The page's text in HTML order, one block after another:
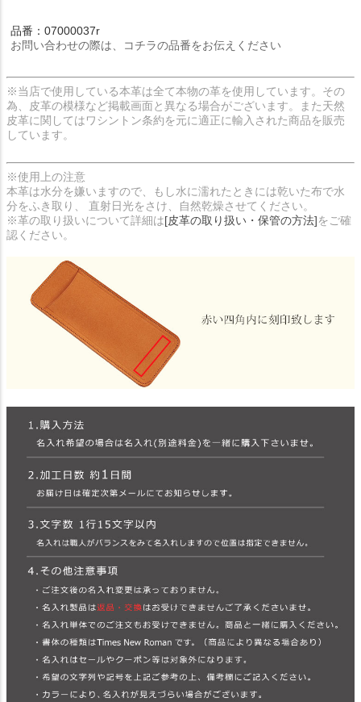
品番：07000037r
お問い合わせの際は、コチラの品番をお伝えください
※当店で使用している本革は全て本物の革を使用しています。その
為、皮革の模様など掲載画面と異なる場合がございます。また天然
皮革に関してはワシントン条約を元に適正に輸入された商品を販売
しています。
※使用上の注意
本革は水分を嫌いますので、もし水に濡れたときには乾いた布で水
分をふき取り、 直射日光をさけ、自然乾燥させてください。
※革の取り扱いについて詳細は[皮革の取り扱い・保管の方法]をご確
認ください。